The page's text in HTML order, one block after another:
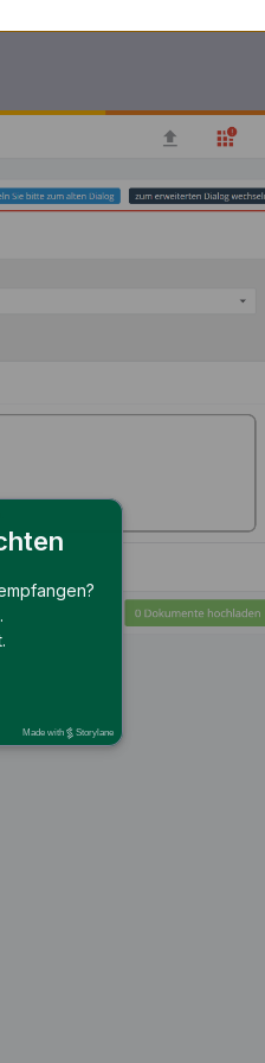
Made with Storylane